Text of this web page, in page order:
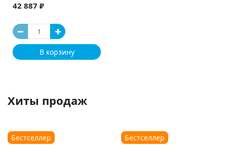
42 887 ₽
В корзину
Хиты продаж
Бестселлер Бестселлер